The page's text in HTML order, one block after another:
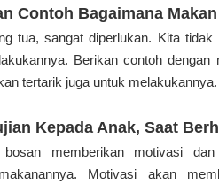
Contoh Bagaimana
tua, sangat diperlukan. Kita
Berikan contoh
tertarik juga untuk melakukannya.
Kepada Anak, Saat
bosan memberikan motivasi
Motivasi akan